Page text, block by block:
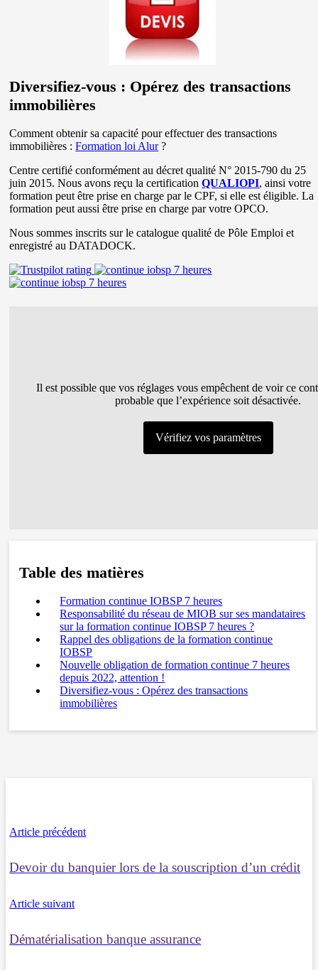
Diversifiez-vous : Opérez des transactions
immobilières
Comment obtenir sa capacité pour effectuer des transactions
immobilières :Formation loi Alur?
Centre certifié conformément au décret qualité N° 2015-790 du 25
juin 2015. Nous avons reçu la certificationQUALIOPI, ainsi votre
formation peut être prise en charge par le CPF, si elle est éligible. La
formation peut aussi être prise en charge par votre OPCO.
Nous sommes inscrits sur le catalogue qualité de Pôle Emploi et
enregistré au DATADOCK.
Il est possible que vos réglages vous empêchent de voir ce
probable que l’expérience soit désactivée.
Vérifiez vos paramètres
Table des matières
Formation continue IOBSP 7 heures
Responsabilité du réseau de MIOB sur ses mandataires
sur la formation continue IOBSP 7 heures ?
Rappel des obligations de la formation continue
IOBSP
Nouvelle obligation de formation continue 7 heures
depuis 2022, attention !
Diversifiez-vous : Opérez des transactions
immobilières
Article précédent
Devoir du banquier lors de la souscription d’un crédit
Article suivant
Dématérialisation banque assurance